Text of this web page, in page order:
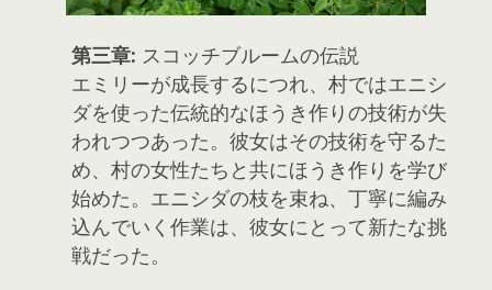
第三章: スコッチブルームの伝説
エミリーが成長するにつれ、村ではエニシ
ダを使った伝統的なほうき作りの技術が失
われつつあった。彼女はその技術を守るた
め、村の女性たちと共にほうき作りを学び
始めた。エニシダの枝を束ね、丁寧に編み
込んでいく作業は、彼女にとって新たな挑
戦だった。